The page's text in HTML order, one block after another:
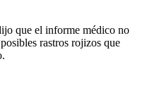
que el informe médico no
rastros rojizos que